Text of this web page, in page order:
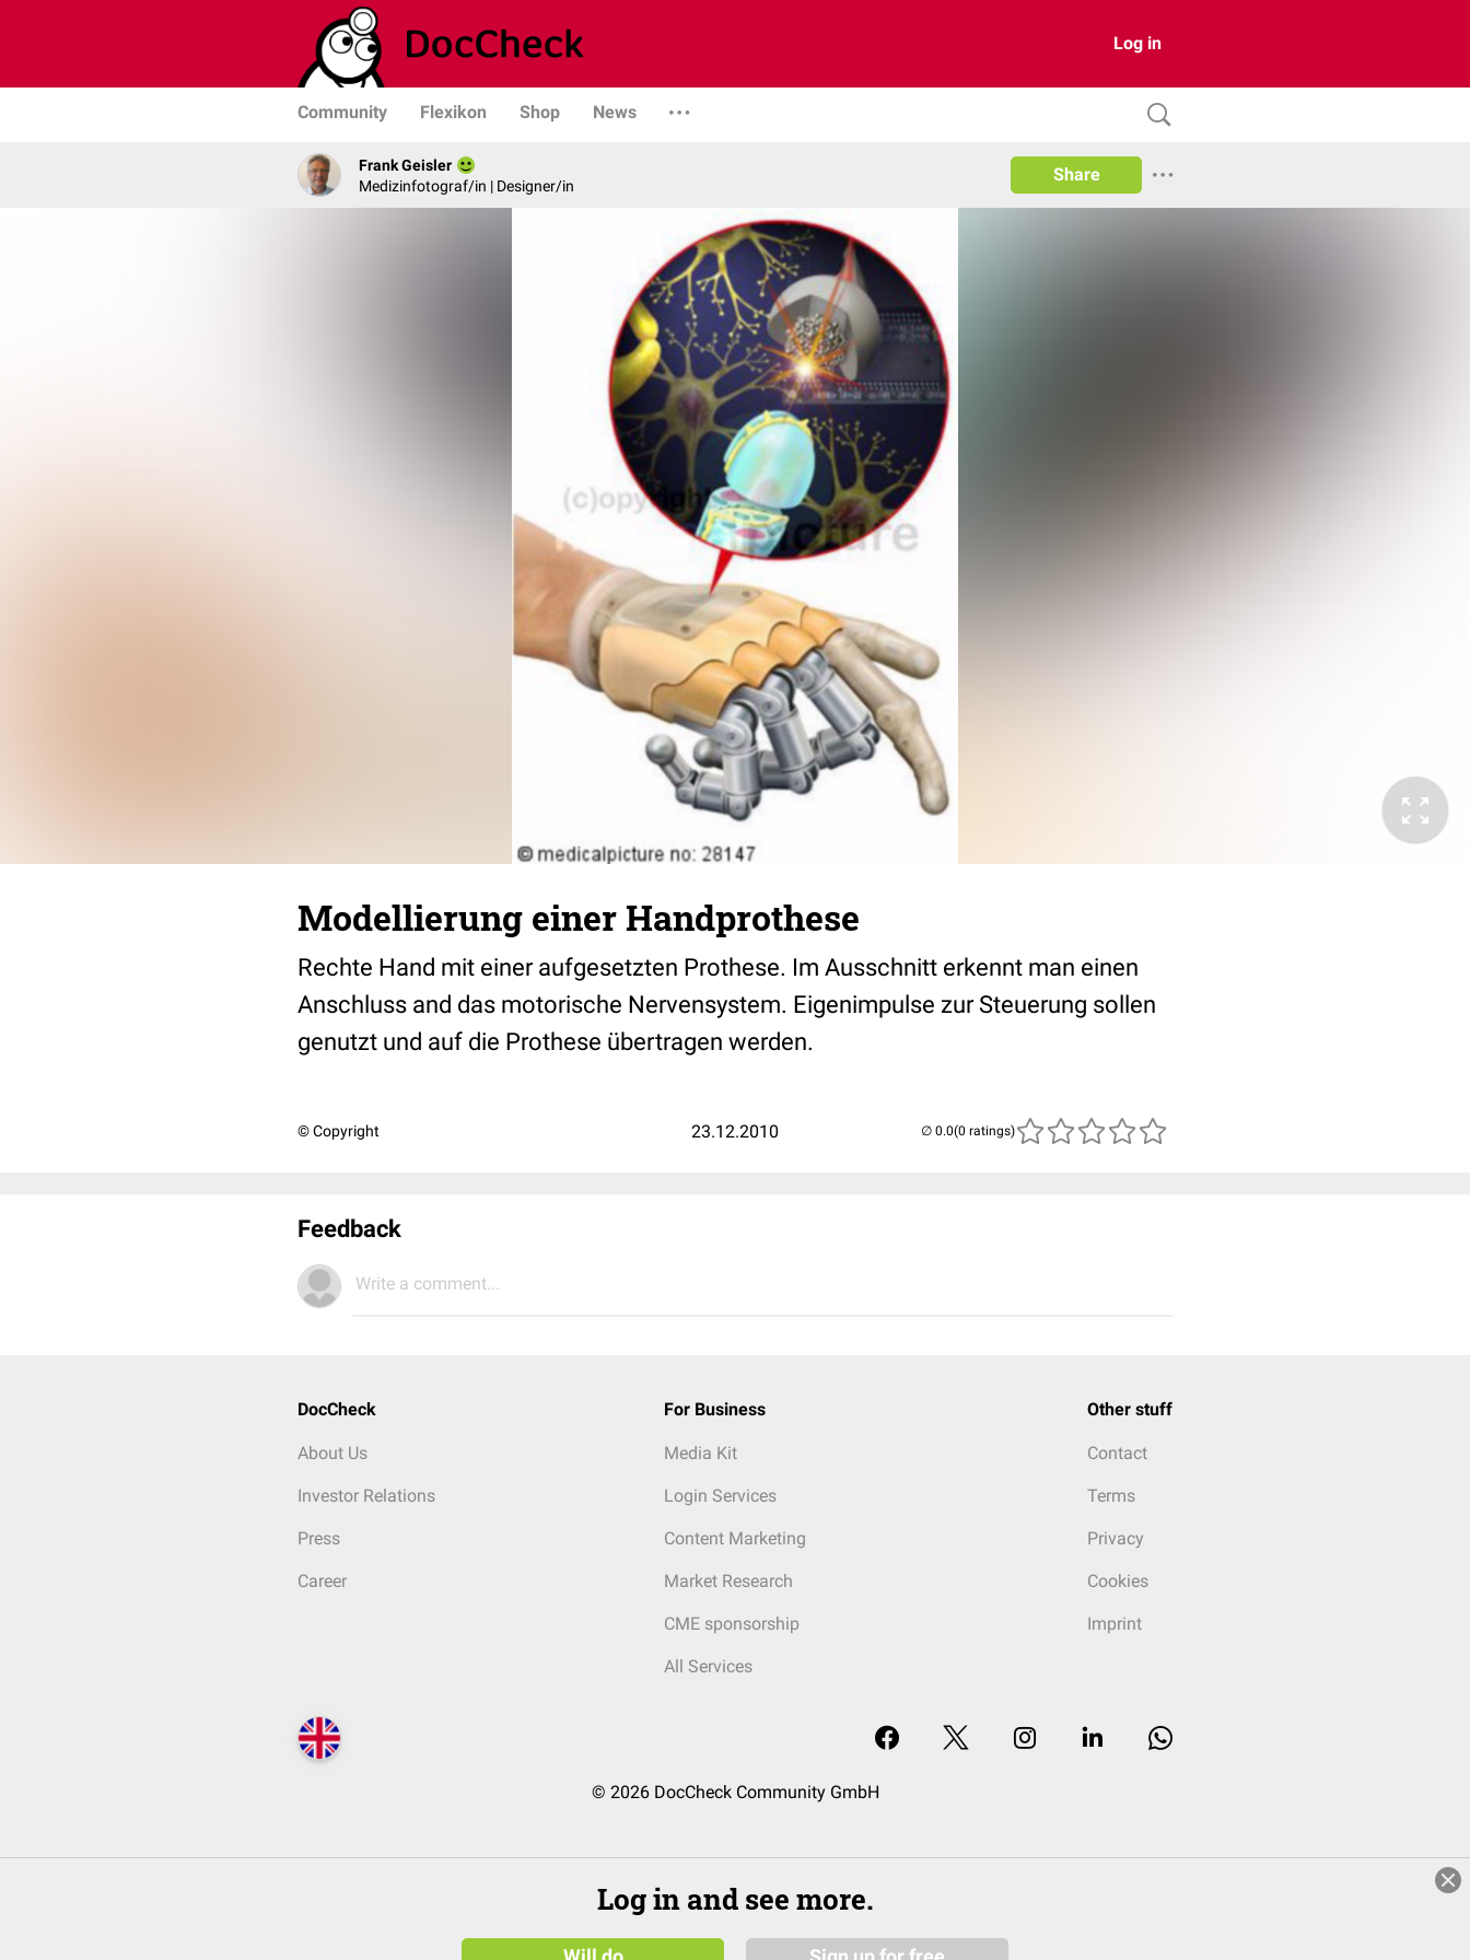
Log in
Community Flexikon Shop News
Frank Geisler
Medizinfotograf/in | Designer/in
Share
Modellierung einer Handprothese
Rechte Hand mit einer aufgesetzten Prothese. Im Ausschnitt erkennt man einen
Anschluss and das motorische Nervensystem. Eigenimpulse zur Steuerung sollen
genutzt und auf die Prothese übertragen werden.
© Copyright 23.12.2010 (0 ratings)
Feedback
Write a comment...
DocCheck
About Us
Investor Relations
Press
Career
For Business
Media Kit
Login Services
Content Marketing
Market Research
CME sponsorship
All Services
Other stuff
Contact
Terms
Privacy
Cookies
Imprint
© 2026 DocCheck Community GmbH
Log in and see more.